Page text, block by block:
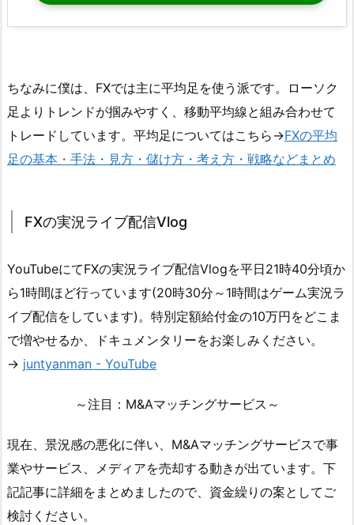
ちなみに僕は、FXでは主に平均足を使う派です。ローソク
足よりトレンドが掴みやすく、移動平均線と組み合わせて
トレードしています。平均足についてはこちら→FXの平均
足の基本・手法・見方・儲け方・考え方・戦略などまとめ
FXの実況ライブ配信Vlog
YouTubeにてFXの実況ライブ配信Vlogを平日21時40分頃か
ら1時間ほど行っています(20時30分～1時間はゲーム実況ラ
イブ配信をしています)。特別定額給付金の10万円をどこま
で増やせるか、ドキュメンタリーをお楽しみください。
→ juntyanman - YouTube
～注目：M&Aマッチングサービス～
現在、景況感の悪化に伴い、M&Aマッチングサービスで事
業やサービス、メディアを売却する動きが出ています。下
記記事に詳細をまとめましたので、資金繰りの案としてご
検討ください。